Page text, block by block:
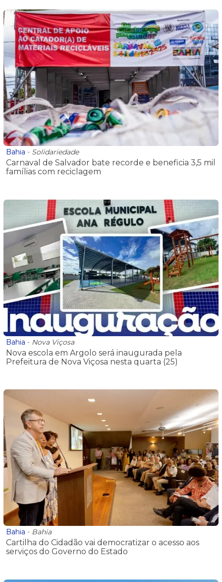
Bahia - Solidariedade
Carnaval de Salvador bate recorde e beneficia 3,5 mil
famílias com reciclagem
Bahia - Nova Viçosa
Nova escola em Argolo será inaugurada pela
Prefeitura de Nova Viçosa nesta quarta (25)
Bahia - Bahia
Cartilha do Cidadão vai democratizar o acesso aos
serviços do Governo do Estado